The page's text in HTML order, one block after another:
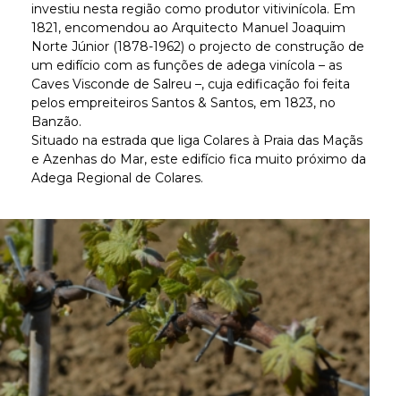
investiu nesta região como produtor vitivinícola. Em
1821, encomendou ao Arquitecto Manuel Joaquim
Norte Júnior (1878-1962) o projecto de construção de
um edifício com as funções de adega vinícola – as
Caves Visconde de Salreu –, cuja edificação foi feita
pelos empreiteiros Santos & Santos, em 1823, no
Banzão.
Situado na estrada que liga Colares à Praia das Maçãs
e Azenhas do Mar, este edifício fica muito próximo da
Adega Regional de Colares.